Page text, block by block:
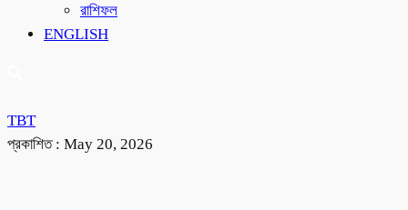
রাশিফল
ENGLISH
TBT
প্রকাশিত : May 20, 2026